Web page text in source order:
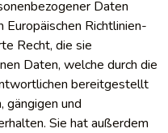
Daten
Richtlinien-
Recht, die sie
Daten, welche durch die
bereitgestellt
gängigen und
Sie hat außerdem